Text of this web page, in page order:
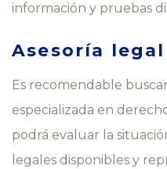
información y pruebas
Asesoría legal
Es recomendable
especializada en
podrá evaluar la
legales disponibles y